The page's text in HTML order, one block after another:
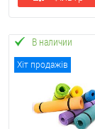
Хіт продажів
В наличии